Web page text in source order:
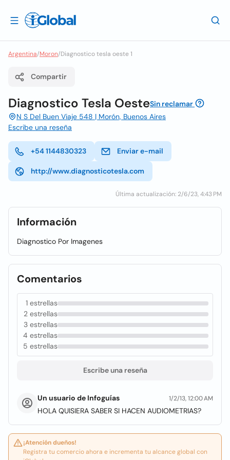
Argentina/Moron/Diagnostico tesla oeste 1
Compartir
Diagnostico Tesla OesteSin reclamar
N S Del Buen Viaje 548 | Morón, Buenos Aires
Escribe una reseña
+54 1144830323 Enviar e-mail
http://www.diagnosticotesla.com
Última actualización: 2/6/23, 4:43 PM
Información
Diagnostico Por Imagenes
Comentarios
1 estrellas
2 estrellas
3 estrellas
4 estrellas
5 estrellas
Escribe una reseña
Un usuario de Infoguías 1/2/13, 12:00 AM
HOLA QUISIERA SABER SI HACEN AUDIOMETRIAS?
¡Atención dueños!
Registra tu comercio ahora e incrementa tu alcance global con